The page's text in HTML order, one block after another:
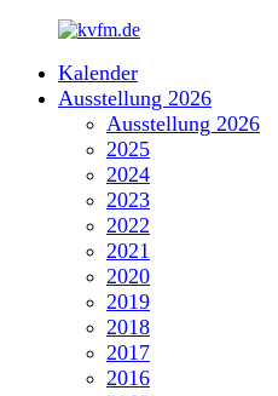
springen
kvfm.de
Kalender
Ausstellung 2026
Ausstellung 2026
2025
2024
2023
2022
2021
2020
2019
2018
2017
2016